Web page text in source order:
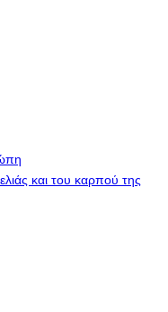
και του καρπού της